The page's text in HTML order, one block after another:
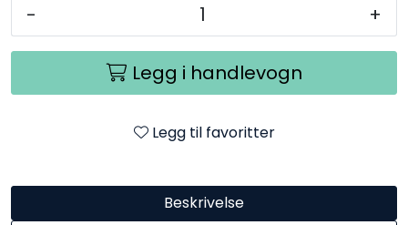
- +
Legg i handlevogn
Legg til favoritter
Beskrivelse